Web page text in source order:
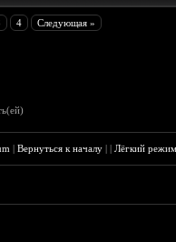
4 Следующая »
|Вернуться к началу ||Лёгкий